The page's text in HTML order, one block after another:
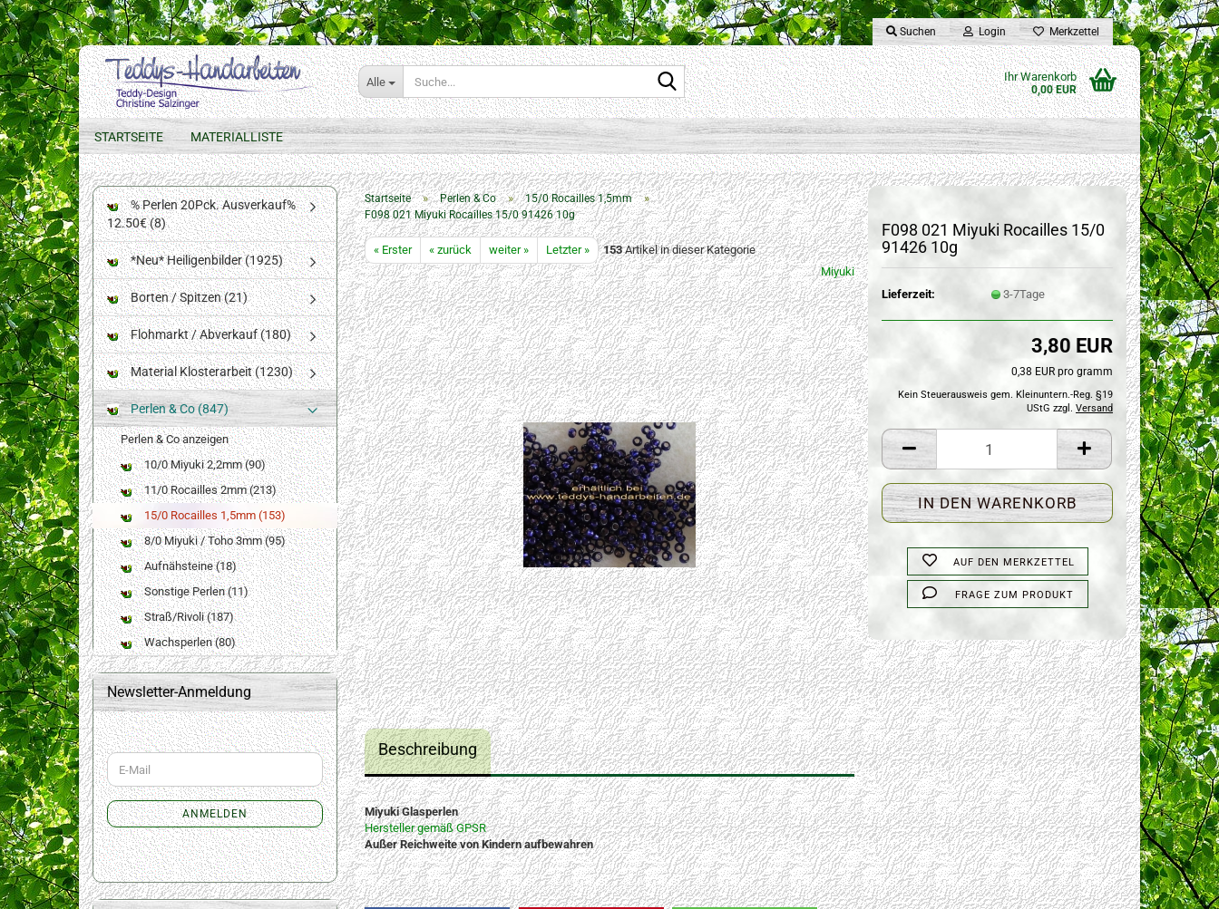
Suchen Login Merkzettel
Alle
Suche... Ihr Warenkorb
0,00 EUR
STARTSEITE MATERIALLISTE
Startseite » Perlen & Co » 15/0 Rocailles 1,5mm »
F098 021 Miyuki Rocailles 15/0 91426 10g
« Erster « zurück weiter » Letzter » 153Artikel in dieser Kategorie
Miyuki
F098 021 Miyuki Rocailles 15/0
91426 10g
Lieferzeit: 3-7Tage
3,80 EUR
0,38 EUR pro gramm
Kein Steuerausweis gem. Kleinuntern.-Reg. §19
UStG zzgl. Versand
AUF DEN MERKZETTEL
FRAGE ZUM PRODUKT
Beschreibung
Miyuki Glasperlen
Hersteller gemäß GPSR
Außer Reichweite von Kindern aufbewahren
% Perlen 20Pck. Ausverkauf%
12.50€ (8)
*Neu* Heiligenbilder (1925)
Borten / Spitzen (21)
Flohmarkt / Abverkauf (180)
Material Klosterarbeit (1230)
Perlen & Co (847)
Perlen & Co anzeigen
10/0 Miyuki 2,2mm (90)
11/0 Rocailles 2mm (213)
15/0 Rocailles 1,5mm (153)
8/0 Miyuki / Toho 3mm (95)
Aufnähsteine (18)
Sonstige Perlen (11)
Straß/Rivoli (187)
Wachsperlen (80)
Newsletter-Anmeldung
WEITER
ZUR
NEWSLETTER-
ANMELDUNG
E-
Mail
ANMELDEN